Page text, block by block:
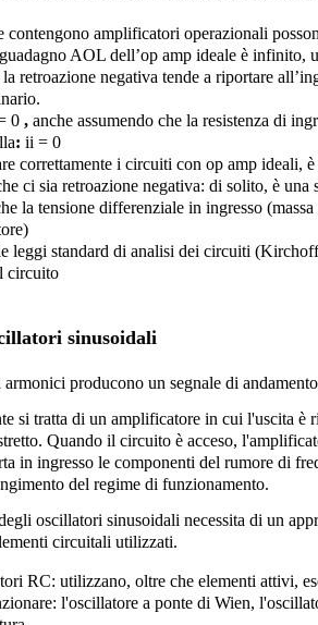
contengono amplificatori operazionali
AOL dell’op amp ideale è infinito,
retroazione negativa tende a riportare
0, anche assumendo che la resistenza di
: ii = 0
correttamente i circuiti con op amp ideali,
ci sia retroazione negativa: di solito, è una
la tensione differenziale in ingresso
leggi standard di analisi dei circuiti
circuito
sinusoidali
armonici producono un segnale di andamento
si tratta di un amplificatorein cui l'uscita è
Quando il circuito è acceso,
in ingresso le componenti del rumore di
del regime di funzionamento.
oscillatori sinusoidali necessita di un
circuitali utilizzati.
RC: utilizzano, oltre che elementi attivi,
l'oscillatore a ponte di Wien, l'